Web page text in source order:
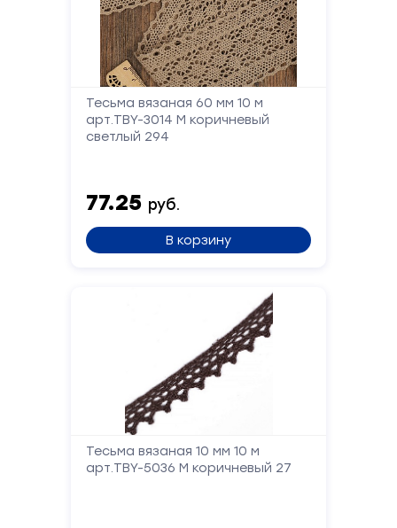
Тесьма вязаная 60 мм 10 м
арт.TBY-3014 М коричневый
светлый 294
77.25 руб.
В корзину
Тесьма вязаная 10 мм 10 м
арт.TBY-5036 М коричневый 27
Форма
обратной
форму,
и
перезвоним
Ваше
имя